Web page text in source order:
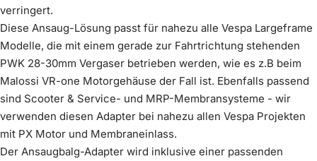
verringert.
Diese Ansaug-Lösung passt für nahezu alle Vespa Largeframe
Modelle, die mit einem gerade zur Fahrtrichtung stehenden
PWK 28-30mm Vergaser betrieben werden, wie es z.B beim
Malossi VR-one Motorgehäuse der Fall ist. Ebenfalls passend
sind Scooter & Service- und MRP-Membransysteme - wir
verwenden diesen Adapter bei nahezu allen Vespa Projekten
mit PX Motor und Membraneinlass.
Der Ansaugbalg-Adapter wird inklusive einer passenden